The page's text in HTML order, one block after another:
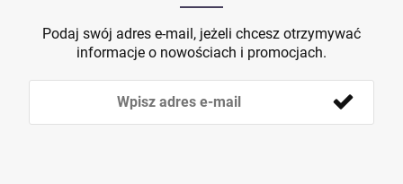
Podaj swój adres e-mail, jeżeli chcesz otrzymywać
informacje o nowościach i promocjach.